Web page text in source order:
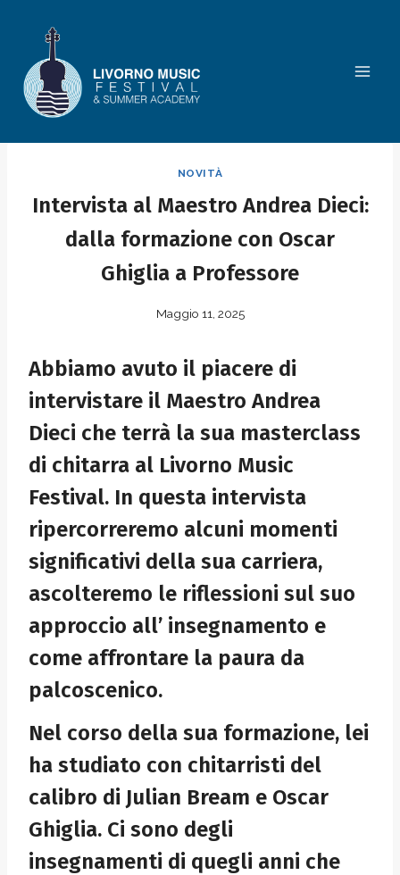
contenuto
NOVITÀ
Intervista al Maestro Andrea Dieci:
dalla formazione con Oscar
Ghiglia a Professore
Maggio 11, 2025
Abbiamo avuto il piacere di
intervistare il Maestro Andrea
Dieci che terrà la sua masterclass
di chitarra al Livorno Music
Festival. In questa intervista
ripercorreremo alcuni momenti
significativi della sua carriera,
ascolteremo le riflessioni sul suo
approccio all’ insegnamento e
come affrontare la paura da
palcoscenico.
Nel corso della sua formazione, lei
ha studiato con chitarristi del
calibro di Julian Bream e Oscar
Ghiglia. Ci sono degli
insegnamenti di quegli anni che